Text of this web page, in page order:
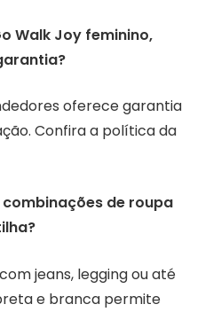
Walk Joy feminino,
oferece garantia
Confira a política da
de roupa
jeans, legging ou até
e branca permite